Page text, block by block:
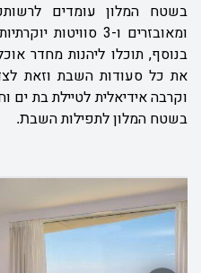
ומאובזרים ו-3
בנוסף, תוכלו ליהנות מחדר
את כל סעודות השבת וזאת
וקרבה אידיאלית לטיילת בת ים
בשטח המלון לתפילות השבת.